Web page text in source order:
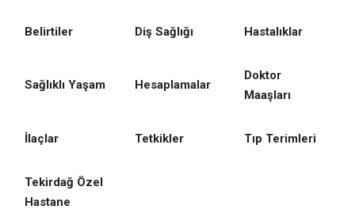
Belirtiler Diş Sağlığı Hastalıklar
Sağlıklı Yaşam Hesaplamalar
Doktor
Maaşları
İlaçlar Tetkikler Tıp Terimleri
Tekirdağ Özel
Hastane